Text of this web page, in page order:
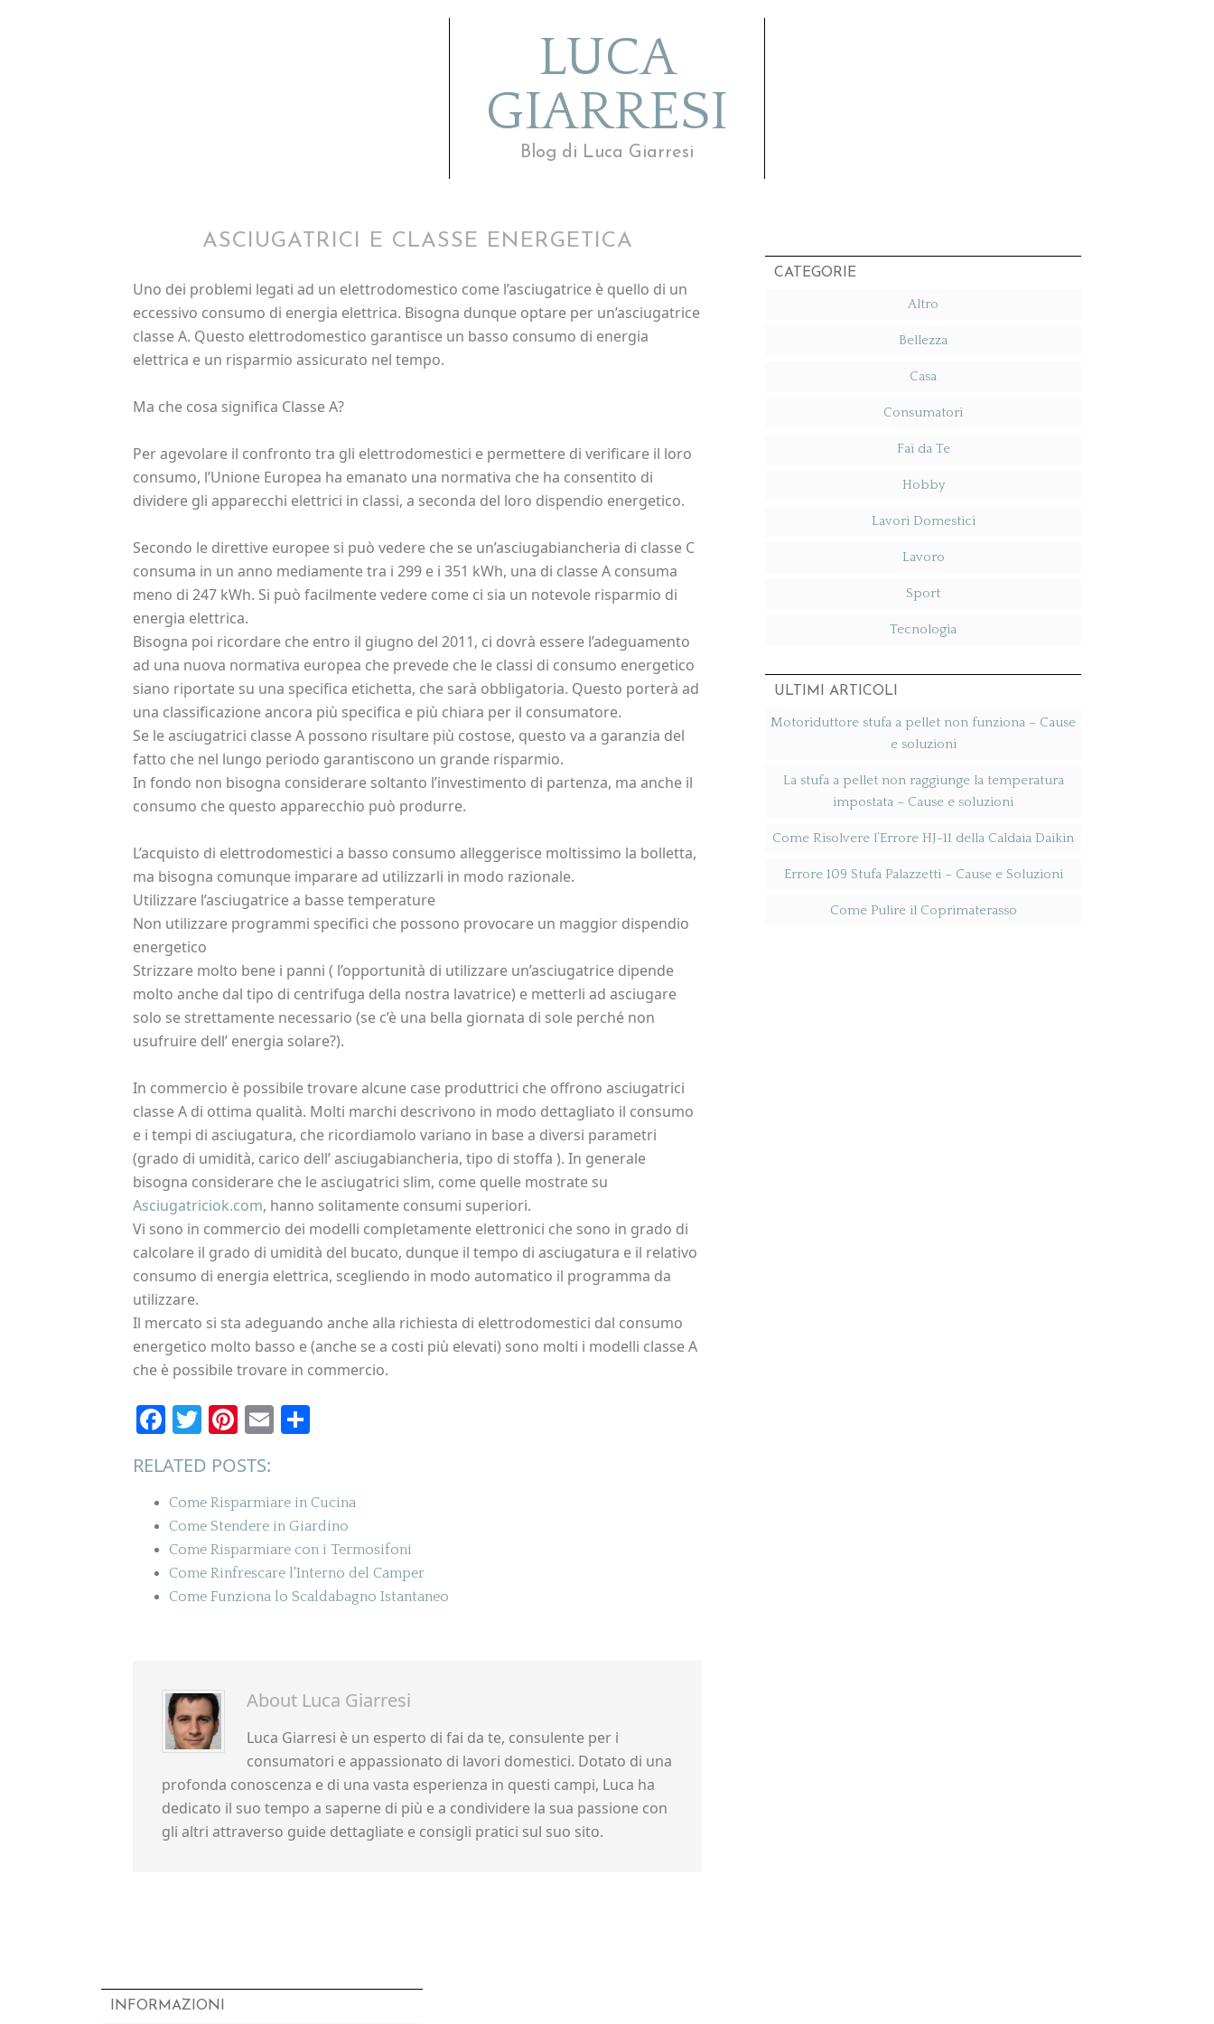
LUCA
GIARRESI
Blog di Luca Giarresi
ASCIUGATRICI E CLASSE ENERGETICA
Uno dei problemi legati ad un elettrodomestico come l’asciugatrice è quello di un
eccessivo consumo di energia elettrica. Bisogna dunque optare per un’asciugatrice
classe A. Questo elettrodomestico garantisce un basso consumo di energia
elettrica e un risparmio assicurato nel tempo.
Ma che cosa significa Classe A?
Per agevolare il confronto tra gli elettrodomestici e permettere di verificare il loro
consumo, l’Unione Europea ha emanato una normativa che ha consentito di
dividere gli apparecchi elettrici in classi, a seconda del loro dispendio energetico.
Secondo le direttive europee si può vedere che se un’asciugabiancheria di classe C
consuma in un anno mediamente tra i 299 e i 351 kWh, una di classe A consuma
meno di 247 kWh. Si può facilmente vedere come ci sia un notevole risparmio di
energia elettrica.
Bisogna poi ricordare che entro il giugno del 2011, ci dovrà essere l’adeguamento
ad una nuova normativa europea che prevede che le classi di consumo energetico
siano riportate su una specifica etichetta, che sarà obbligatoria. Questo porterà ad
una classificazione ancora più specifica e più chiara per il consumatore.
Se le asciugatrici classe A possono risultare più costose, questo va a garanzia del
fatto che nel lungo periodo garantiscono un grande risparmio.
In fondo non bisogna considerare soltanto l’investimento di partenza, ma anche il
consumo che questo apparecchio può produrre.
L’acquisto di elettrodomestici a basso consumo alleggerisce moltissimo la bolletta,
ma bisogna comunque imparare ad utilizzarli in modo razionale.
Utilizzare l’asciugatrice a basse temperature
Non utilizzare programmi specifici che possono provocare un maggior dispendio
energetico
Strizzare molto bene i panni ( l’opportunità di utilizzare un’asciugatrice dipende
molto anche dal tipo di centrifuga della nostra lavatrice) e metterli ad asciugare
solo se strettamente necessario (se c’è una bella giornata di sole perché non
usufruire dell’ energia solare?).
In commercio è possibile trovare alcune case produttrici che offrono asciugatrici
classe A di ottima qualità. Molti marchi descrivono in modo dettagliato il consumo
e i tempi di asciugatura, che ricordiamolo variano in base a diversi parametri
(grado di umidità, carico dell’ asciugabiancheria, tipo di stoffa ). In generale
bisogna considerare che le asciugatrici slim, come quelle mostrate su
Asciugatriciok.com, hanno solitamente consumi superiori.
Vi sono in commercio dei modelli completamente elettronici che sono in grado di
calcolare il grado di umidità del bucato, dunque il tempo di asciugatura e il relativo
consumo di energia elettrica, scegliendo in modo automatico il programma da
utilizzare.
Il mercato si sta adeguando anche alla richiesta di elettrodomestici dal consumo
energetico molto basso e (anche se a costi più elevati) sono molti i modelli classe A
che è possibile trovare in commercio.
Facebook
Twitter
Pinterest
Email
RELATED POSTS:
Come Risparmiare in Cucina
Come Stendere in Giardino
Come Risparmiare con i Termosifoni
Come Rinfrescare l'Interno del Camper
Come Funziona lo Scaldabagno Istantaneo
About Luca Giarresi
Luca Giarresi è un esperto di fai da te, consulente per i
consumatori e appassionato di lavori domestici. Dotato di una
profonda conoscenza e di una vasta esperienza in questi campi, Luca ha
dedicato il suo tempo a saperne di più e a condividere la sua passione con
gli altri attraverso guide dettagliate e consigli pratici sul suo sito.
CATEGORIE
Altro
Bellezza
Casa
Consumatori
Fai da Te
Hobby
Lavori Domestici
Lavoro
Sport
Tecnologia
ULTIMI ARTICOLI
Motoriduttore stufa a pellet non funziona​ – Cause
e soluzioni
La stufa a pellet non raggiunge la temperatura
impostata​ – Cause e soluzioni
Come Risolvere l’Errore HJ-11 della Caldaia Daikin
Errore 109 Stufa Palazzetti​ – Cause e Soluzioni
Come Pulire il Coprimaterasso
INFORMAZIONI